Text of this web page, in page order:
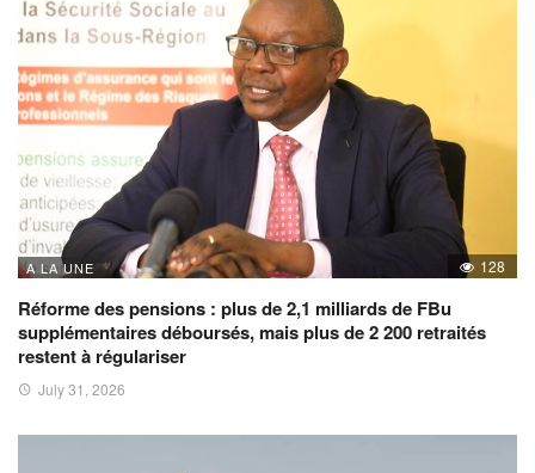
A LA UNE 128
Réforme des pensions : plus de 2,1 milliards de FBu
supplémentaires déboursés, mais plus de 2 200 retraités
restent à régulariser
July 31, 2026